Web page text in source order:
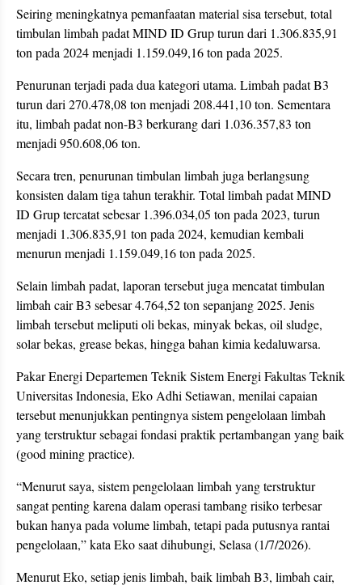
Seiring meningkatnya pemanfaatan material sisa tersebut, total
timbulan limbah padat MIND ID Grup turun dari 1.306.835,91
ton pada 2024 menjadi 1.159.049,16 ton pada 2025.
Penurunan terjadi pada dua kategori utama. Limbah padat B3
turun dari 270.478,08 ton menjadi 208.441,10 ton. Sementara
itu, limbah padat non-B3 berkurang dari 1.036.357,83 ton
menjadi 950.608,06 ton.
Secara tren, penurunan timbulan limbah juga berlangsung
konsisten dalam tiga tahun terakhir. Total limbah padat MIND
ID Grup tercatat sebesar 1.396.034,05 ton pada 2023, turun
menjadi 1.306.835,91 ton pada 2024, kemudian kembali
menurun menjadi 1.159.049,16 ton pada 2025.
Selain limbah padat, laporan tersebut juga mencatat timbulan
limbah cair B3 sebesar 4.764,52 ton sepanjang 2025. Jenis
limbah tersebut meliputi oli bekas, minyak bekas, oil sludge,
solar bekas, grease bekas, hingga bahan kimia kedaluwarsa.
Pakar Energi Departemen Teknik Sistem Energi Fakultas Teknik
Universitas Indonesia, Eko Adhi Setiawan, menilai capaian
tersebut menunjukkan pentingnya sistem pengelolaan limbah
yang terstruktur sebagai fondasi praktik pertambangan yang baik
(good mining practice).
“Menurut saya, sistem pengelolaan limbah yang terstruktur
sangat penting karena dalam operasi tambang risiko terbesar
bukan hanya pada volume limbah, tetapi pada putusnya rantai
pengelolaan,” kata Eko saat dihubungi, Selasa (1/7/2026).
Menurut Eko, setiap jenis limbah, baik limbah B3, limbah cair,